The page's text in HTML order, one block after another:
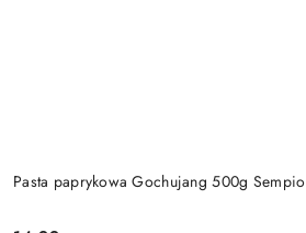
Pasta paprykowa Gochujang 500g Sempio